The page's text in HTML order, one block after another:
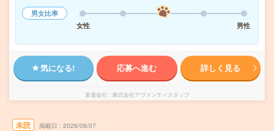
男女比率
女性
男性
気になる! 応募へ進む 詳しく見る
派遣会社 株式会社アヴァンティスタッフ
未読 掲載日 2026/08/07